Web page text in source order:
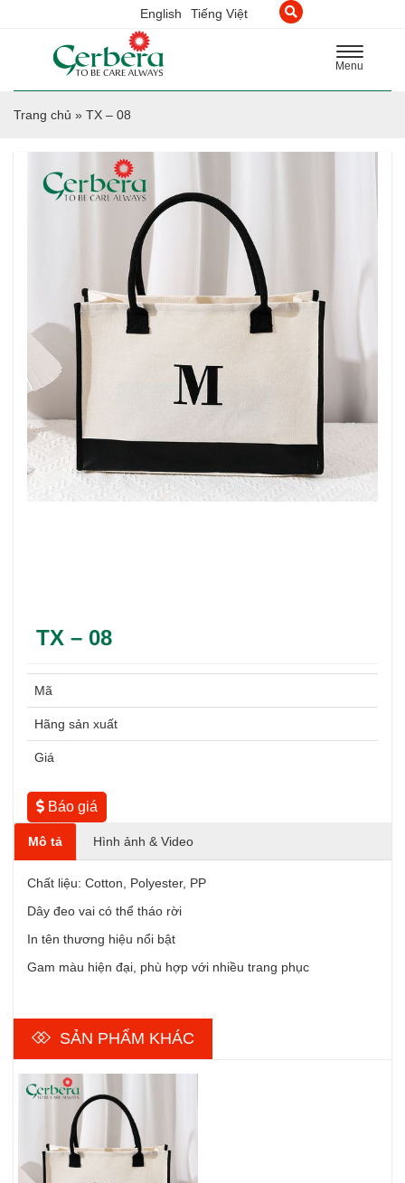
English Tiếng Việt
Toggle
navigation
Menu
Trang chủ » TX – 08
TX – 08
Mã
Hãng sản xuất
Giá
Báo giá
Mô tả Hình ảnh & Video
Chất liệu: Cotton, Polyester, PP
Dây đeo vai có thể tháo rời
In tên thương hiệu nổi bật
Gam màu hiện đại, phù hợp với nhiều trang phục
SẢN PHẨM KHÁC